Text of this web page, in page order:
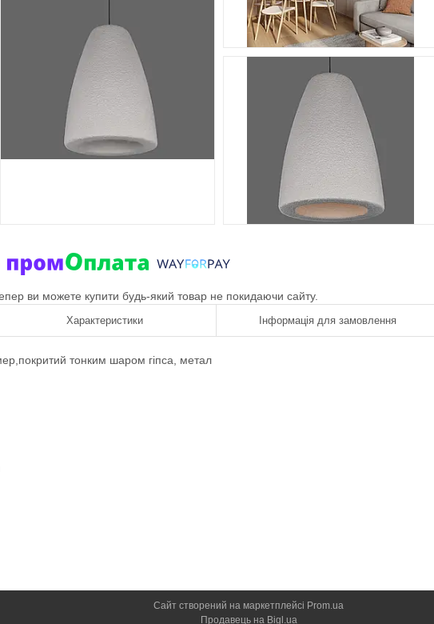
ви можете купити будь-який товар не покидаючи сайту.
Характеристики Інформація для замовлення
тонким шаром гіпса
метал
Сайт створений на маркетплейсі Prom.ua
Продавець на Bigl.ua